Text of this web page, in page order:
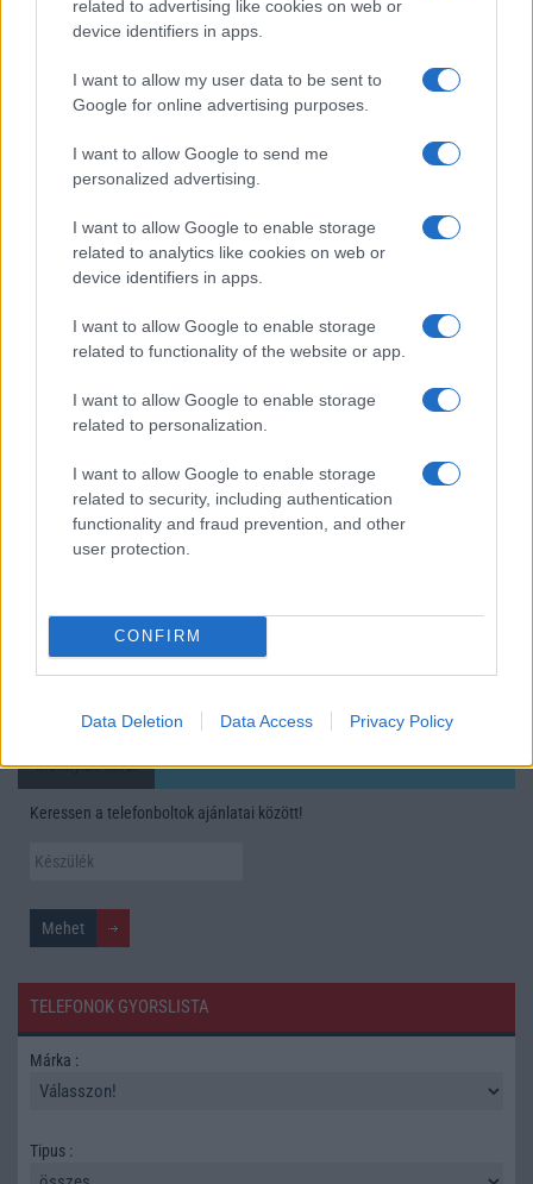
related to advertising like cookies on web or
device identifiers in apps.
I want to allow my user data to be sent to
Google for online advertising purposes.
I want to allow Google to send me
personalized advertising.
I want to allow Google to enable storage
related to analytics like cookies on web or
device identifiers in apps.
I want to allow Google to enable storage
related to functionality of the website or app.
I want to allow Google to enable storage
related to personalization.
I want to allow Google to enable storage
related to security, including authentication
functionality and fraud prevention, and other
user protection.
CONFIRM
Data Deletion Data Access Privacy Policy
További hírek
Számos népszerű Samsung Galaxy készülék kimarad a One
iPhone 18 bemutató dátum - ekkor rántja le a leplet az
Apple az új csúcsmobilokról
Az Android rejtett automatizmusai: hat funkció, amely
észrevétlenül könnyíti meg a mindennapokat
Ez a rejtett Samsung funkció teljesen megváltoztatja a
mobilhasználatot – sokan mégsem tudnak róla
Nem biztos, hogy érdemes kivárni az iPhone 18 Prot
A Galaxy S25 is megkaphatja a Galaxy S26 egyik legjobb
kamerás funkcióját
Élőképeken a Dark Cherry színű iPhone 18 Pro Max!
utolsó nagy frissítés
További hírek
Mennyibe kerül
Keressen a telefonboltok ajánlatai között!
TELEFONOK GYORSLISTA
Márka :
Tipus :